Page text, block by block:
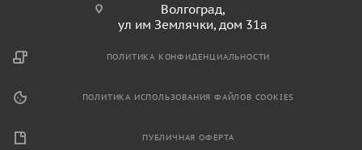
Волгоград,
ул им Землячки, дом 31а
ПОЛИТИКА КОНФИДЕНЦИАЛЬНОСТИ
ПОЛИТИКА ИСПОЛЬЗОВАНИЯ ФАЙЛОВ COOKIES
ПУБЛИЧНАЯ ОФЕРТА